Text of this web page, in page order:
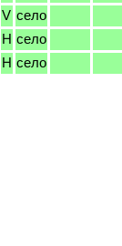
V село
H село
H село